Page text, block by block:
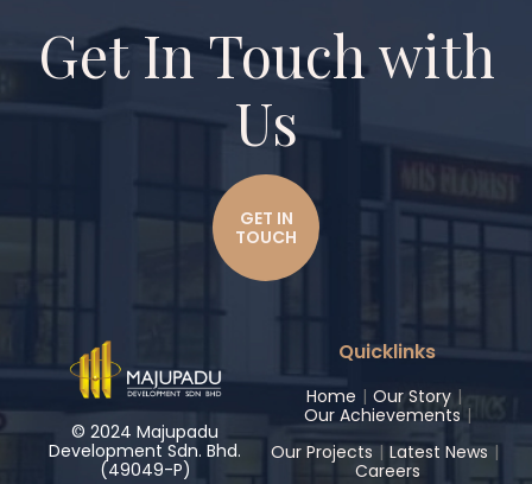
Get In Touch with
Us
GET IN
TOUCH
© 2024 Majupadu
Development Sdn. Bhd.
(49049-P)
Quicklinks
Home | Our Story |
Our Achievements |
Our Projects | Latest News |
Careers